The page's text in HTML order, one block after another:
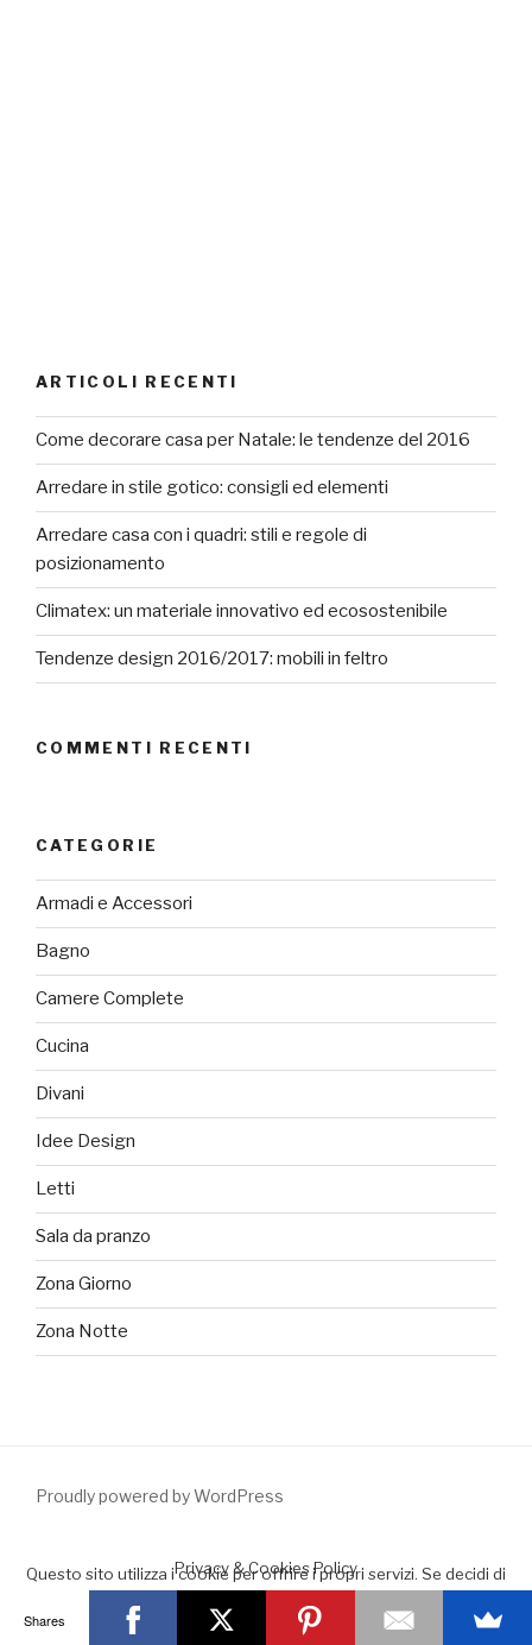
ARTICOLI RECENTI
Come decorare casa per Natale: le tendenze del 2016
Arredare in stile gotico: consigli ed elementi
Arredare casa con i quadri: stili e regole di
posizionamento
Climatex: un materiale innovativo ed ecosostenibile
Tendenze design 2016/2017: mobili in feltro
COMMENTI RECENTI
CATEGORIE
Armadi e Accessori
Bagno
Camere Complete
Cucina
Divani
Idee Design
Letti
Sala da pranzo
Zona Giorno
Zona Notte
Proudly powered by WordPress
Questo sito utilizza i cookie per offrire i propri servizi. Se decidi di
Accept
Leggimi
Privacy & Cookies Policy
Shares